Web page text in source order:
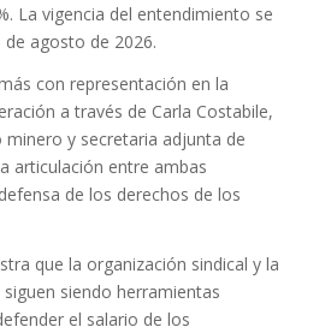
La vigencia del entendimiento se
agosto de 2026.
con representación en la
a través de Carla Costabile,
minero y secretaria adjunta de
articulación entre ambas
de los derechos de los
que la organización sindical y la
siendo herramientas
el salario de los